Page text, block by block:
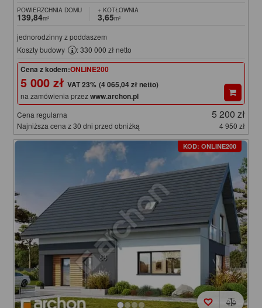
POWIERZCHNIA DOMU
139,84m²
+ KOTŁOWNIA
3,65m²
jednorodzinny z poddaszem
Koszty budowy
: 330 000 zł netto
Cena z kodem:ONLINE200
5 000 zł (4 065,04 zł netto)
na zamówienia przezwww.archon.pl
Cena regularna 5 200 zł
Najniższa cena z 30 dni przed obniżką 4 950 zł
KOD: ONLINE200